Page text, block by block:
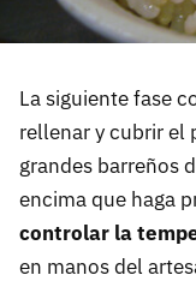
La siguiente fase
rellenar y cubrir el
grandes barreños
encima que haga
controlar la
en manos del